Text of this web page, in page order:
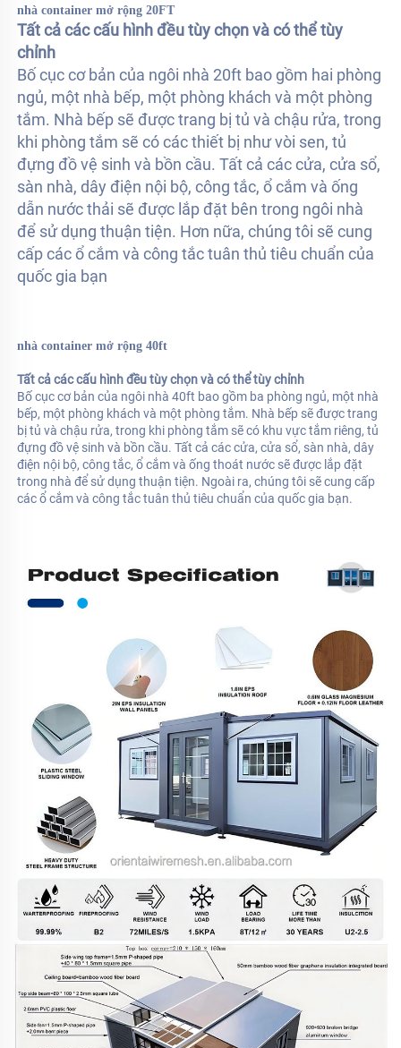
nhà container mở rộng 20FT
Tất cả các cấu hình đều tùy chọn và có thể tùy
chỉnh
Bố cục cơ bản của ngôi nhà 20ft bao gồm hai phòng
ngủ, một nhà bếp, một phòng khách và một phòng
tắm. Nhà bếp sẽ được trang bị tủ và chậu rửa, trong
khi phòng tắm sẽ có các thiết bị như vòi sen, tủ
đựng đồ vệ sinh và bồn cầu. Tất cả các cửa, cửa sổ,
sàn nhà, dây điện nội bộ, công tắc, ổ cắm và ống
dẫn nước thải sẽ được lắp đặt bên trong ngôi nhà
để sử dụng thuận tiện. Hơn nữa, chúng tôi sẽ cung
cấp các ổ cắm và công tắc tuân thủ tiêu chuẩn của
quốc gia bạn
nhà container mở rộng 40ft
Tất cả các cấu hình đều tùy chọn và có thể tùy chỉnh
Bố cục cơ bản của ngôi nhà 40ft bao gồm ba phòng ngủ, một nhà
bếp, một phòng khách và một phòng tắm. Nhà bếp sẽ được trang
bị tủ và chậu rửa, trong khi phòng tắm sẽ có khu vực tắm riêng, tủ
đựng đồ vệ sinh và bồn cầu. Tất cả các cửa, cửa sổ, sàn nhà, dây
điện nội bộ, công tắc, ổ cắm và ống thoát nước sẽ được lắp đặt
trong nhà để sử dụng thuận tiện. Ngoài ra, chúng tôi sẽ cung cấp
các ổ cắm và công tắc tuân thủ tiêu chuẩn của quốc gia bạn.